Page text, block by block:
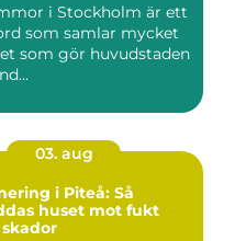
i Stockholm är ett
som samlar mycket
som gör huvudstaden
03. aug
i Piteå: Så
huset mot fukt